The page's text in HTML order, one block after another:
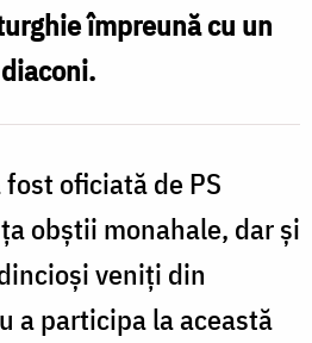
împreună cu un
oficiată de PS
obștii monahale, dar și
veniți din
a participa la această